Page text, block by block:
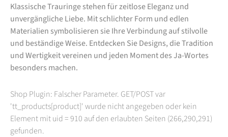
Klassische Trauringe stehen für zeitlose Eleganz und
unvergängliche Liebe. Mit schlichter Form und edlen
Materialien symbolisieren sie Ihre Verbindung auf stilvolle
und beständige Weise. Entdecken Sie Designs, die Tradition
und Wertigkeit vereinen und jeden Moment des Ja-Wortes
besonders machen.
Shop Plugin: Falscher Parameter. GET/POST var
'tt_products[product]' wurde nicht angegeben oder kein
Element mit uid = 910 auf den erlaubten Seiten (266,290,291)
gefunden.